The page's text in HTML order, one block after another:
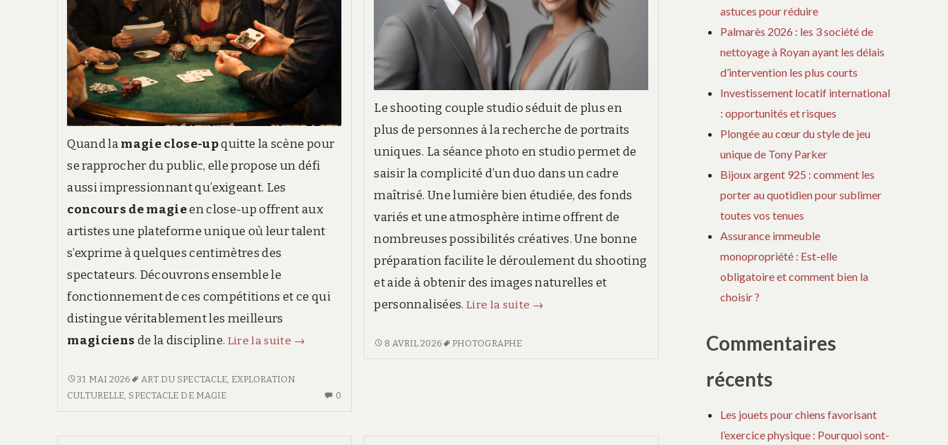
Quand lamagie close-upquitte la scène pour
se rapprocher du public, elle propose un défi
aussi impressionnant qu’exigeant. Les
concours de magieen close-up offrent aux
artistes une plateforme unique où leur talent
s’exprime à quelques centimètres des
spectateurs. Découvrons ensemble le
fonctionnement de ces compétitions et ce qui
distingue véritablement les meilleurs
magiciens de la discipline. Lire la suite Les
en
compétition
→
LES
MAGICIENS
31 MAI 2026 ART DU SPECTACLE, EXPLORATION
CULTURELLE, SPECTACLE DE MAGIE 0
Le shooting couple studio séduit de plus en
plus de personnes à la recherche de portraits
uniques. La séance photo en studio permet de
saisir la complicité d’un duo dans un cadre
maîtrisé. Une lumière bien étudiée, des fonds
variés et une atmosphère intime offrent de
nombreuses possibilités créatives. Une bonne
préparation facilite le déroulement du shooting
et aide à obtenir des images naturelles et
personnalisées. Lire la suite Shooting
→
SHOOTING
8 AVRIL 2026 PHOTOGRAPHE
astuces pour réduire
Palmarès 2026 : les 3 société de
nettoyage à Royan ayant les délais
d’intervention les plus courts
Investissement locatif international
: opportunités et risques
Plongée au cœur du style de jeu
unique de Tony Parker
Bijoux argent 925 : comment les
porter au quotidien pour sublimer
toutes vos tenues
Assurance immeuble
monopropriété : Est-elle
obligatoire et comment bien la
choisir ?
Commentaires
récents
Les jouets pour chiens favorisant
l’exercice physique : Pourquoi sont-